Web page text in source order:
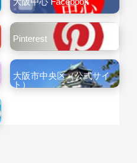
Pinterest
大阪市中央区（公式サイ
ト）